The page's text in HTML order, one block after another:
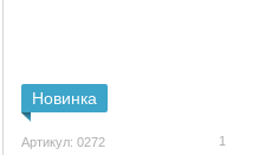
Новинка
Артикул: 0272 1